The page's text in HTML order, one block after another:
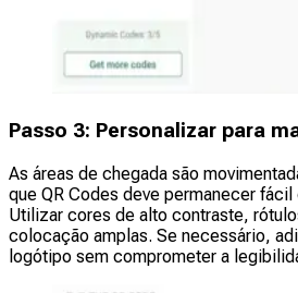
Passo 3: Personalizar para
As áreas de chegada são
que QR Codes deve permanecer
Utilizar cores de alto contraste,
colocação amplas. Se necessário,
logótipo sem comprometer a